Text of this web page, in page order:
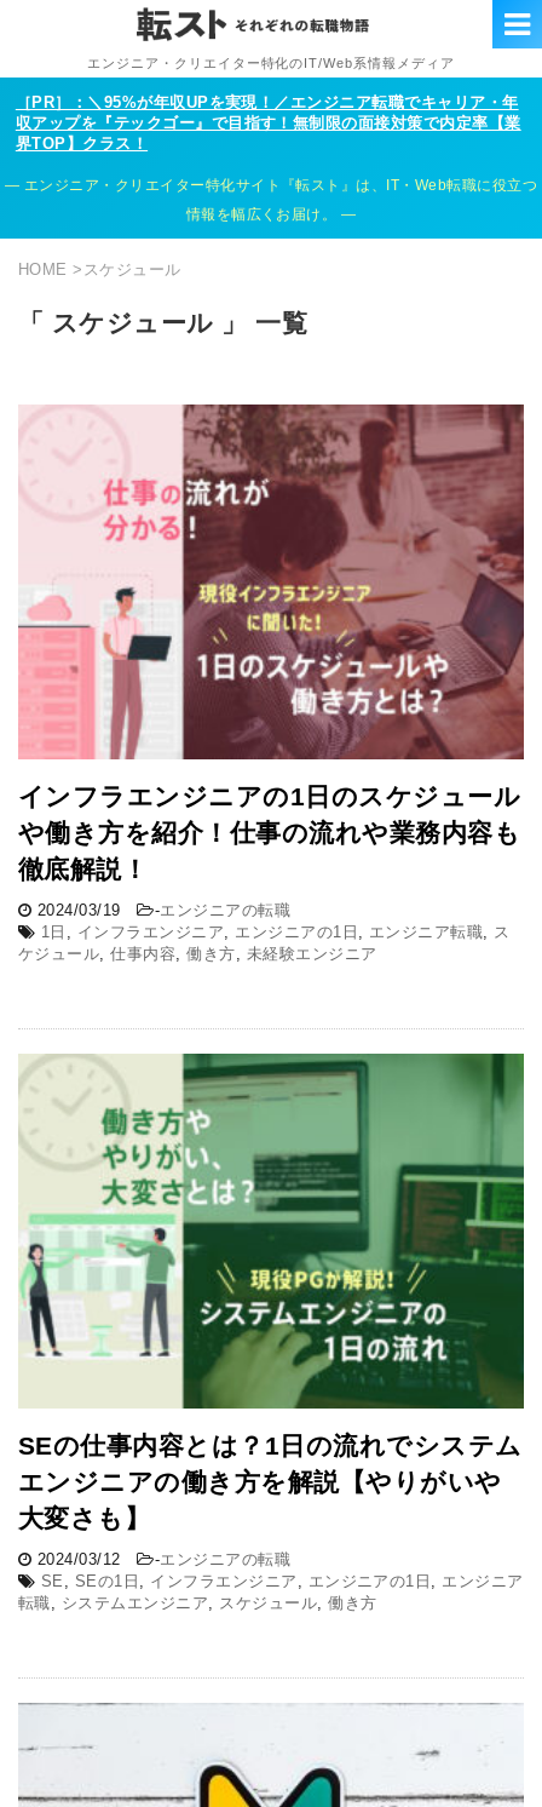
エンジニア・クリエイター特化のIT/Web系情報メディア
［PR］：＼95%が年収UPを実現！／エンジニア転職でキャリア・年
収アップを『テックゴー』で目指す！無制限の面接対策で内定率【業
界TOP】クラス！
エンジニア・クリエイター特化サイト『転スト』は、IT・Web転職に役立つ
情報を幅広くお届け。
HOME > スケジュール
「 スケジュール 」 一覧
インフラエンジニアの1日のスケジュール
や働き方を紹介！仕事の流れや業務内容も
徹底解説！
2024/03/19 -エンジニアの転職
1日
インフラエンジニア エンジニアの1日 エンジニア転職
ス
ケジュール ,仕事内容 ,働き方 未経験エンジニア
SEの仕事内容とは？1日の流れでシステム
エンジニアの働き方を解説【やりがいや
大変さも】
2024/03/12 -エンジニアの転職
SE
SEの1日 インフラエンジニア エンジニアの1日
エンジニア
転職
システムエンジニア スケジュール ,働き方